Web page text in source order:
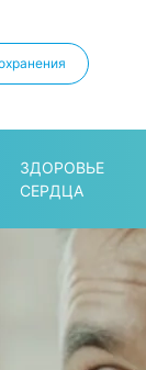
ЗДОРОВЬЕ
СЕРДЦА